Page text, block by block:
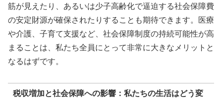
筋が見えたり、あるいは少子高齢化で逼迫する社会保障費
の安定財源が確保されたりすることも期待できます。医療
や介護、子育て支援など、社会保障制度の持続可能性が高
まることは、私たち全員にとって非常に大きなメリットと
なるはずです。
税収増加と社会保障への影響：私たちの生活はどう変